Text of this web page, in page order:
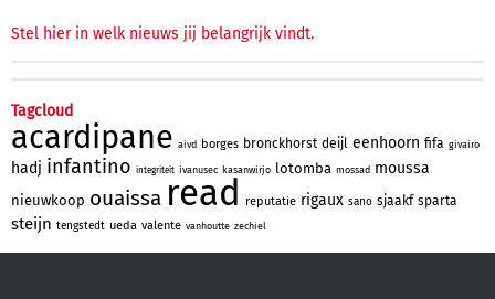
Stel hier in welk nieuws jij belangrijk vindt.
Tagcloud
acardipane aivd borges bronckhorst deijl eenhoorn fifa givairo
hadj infantino integriteit ivanusec kasanwirjo lotomba mossad moussa
nieuwkoop ouaissa read reputatie rigaux sano sjaakf sparta
steijn tengstedt ueda valente vanhoutte zechiel